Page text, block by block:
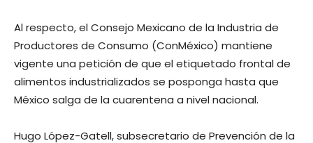
Al respecto, el Consejo Mexicano de la Industria de
Productores de Consumo (ConMéxico) mantiene
vigente una petición de que el etiquetado frontal de
alimentos industrializados se posponga hasta que
México salga de la cuarentena a nivel nacional.
Hugo López-Gatell, subsecretario de Prevención de la